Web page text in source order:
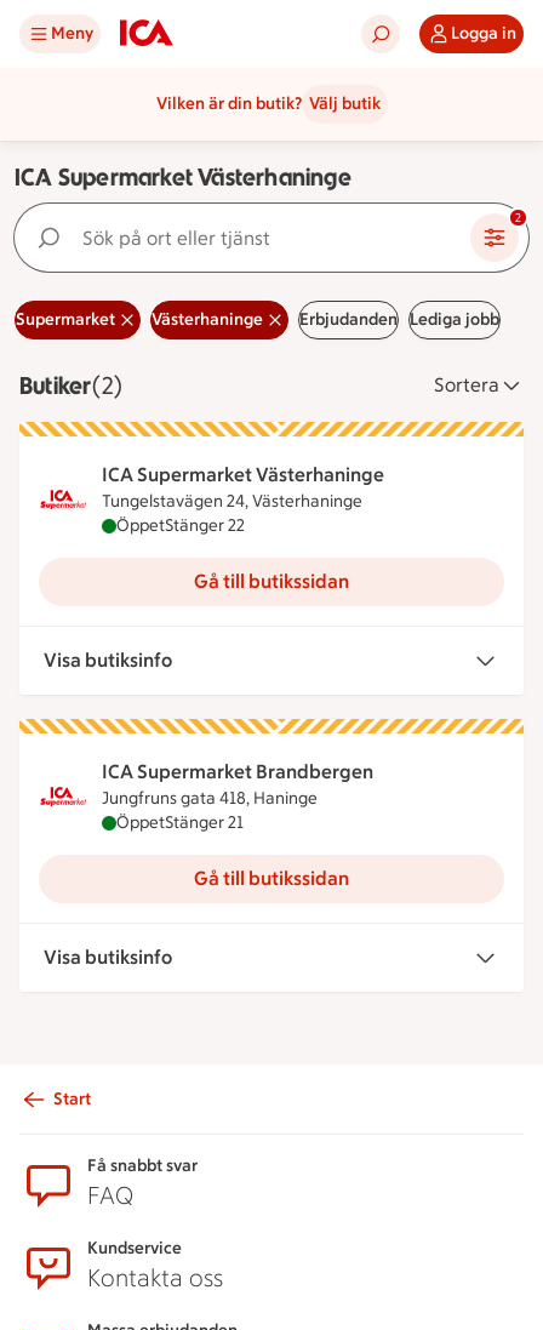
Meny Logga in
Vilken är din butik? Välj butik
ICA Supermarket Västerhaninge
Sök på ort eller tjänst 2
Supermarket Västerhaninge Erbjudanden Lediga jobb
ButikerVisar 2 stycken
(2) Sortera
ICA Supermarket Västerhaninge
Tungelstavägen 24, Västerhaninge
ICA Supermarket Västerhaninge är öppen nu,
ÖppetStänger 22
Gå till butikssidan
Visa butiksinfo
ICA Supermarket Brandbergen
Jungfruns gata 418, Haninge
ICA Supermarket Brandbergen är öppen nu,
ÖppetStänger 21
Gå till butikssidan
Visa butiksinfo
Start
Få snabbt svar
FAQ
Kundservice
Kontakta oss